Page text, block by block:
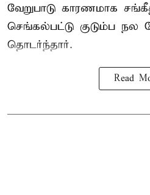
வேறுபாடு காரணமாக
செங்கல்பட்டு குடும்ப நல
தொடர்ந்தார்.
Read